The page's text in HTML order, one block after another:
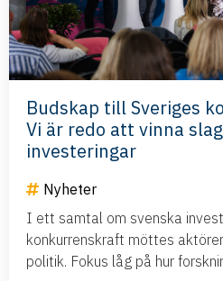
Budskap till Sveriges
Vi är redo att vinna
investeringar
Nyheter
I ett samtal om svenska
konkurrenskraft möttes
politik. Fokus låg på hur